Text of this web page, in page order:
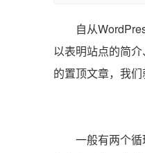
自从
以表明站点的简
的置顶文章，我
一般有两个